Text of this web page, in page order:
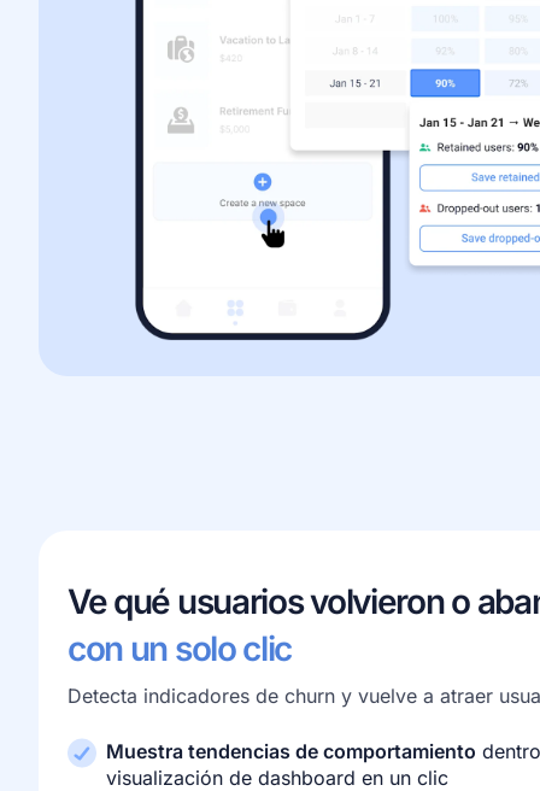
Ve qué usuarios volvieron o
con un solo clic
Detecta indicadores de churn y vuelve a atraer
Muestra tendencias de comportamiento
visualización de dashboard en un clic